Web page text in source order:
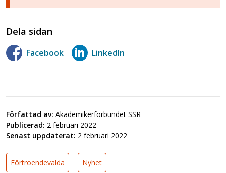
Dela sidan
Facebook LinkedIn
Författad av: Akademikerförbundet SSR
Publicerad: 2 februari 2022
Senast uppdaterat: 2 februari 2022
Förtroendevalda Nyhet